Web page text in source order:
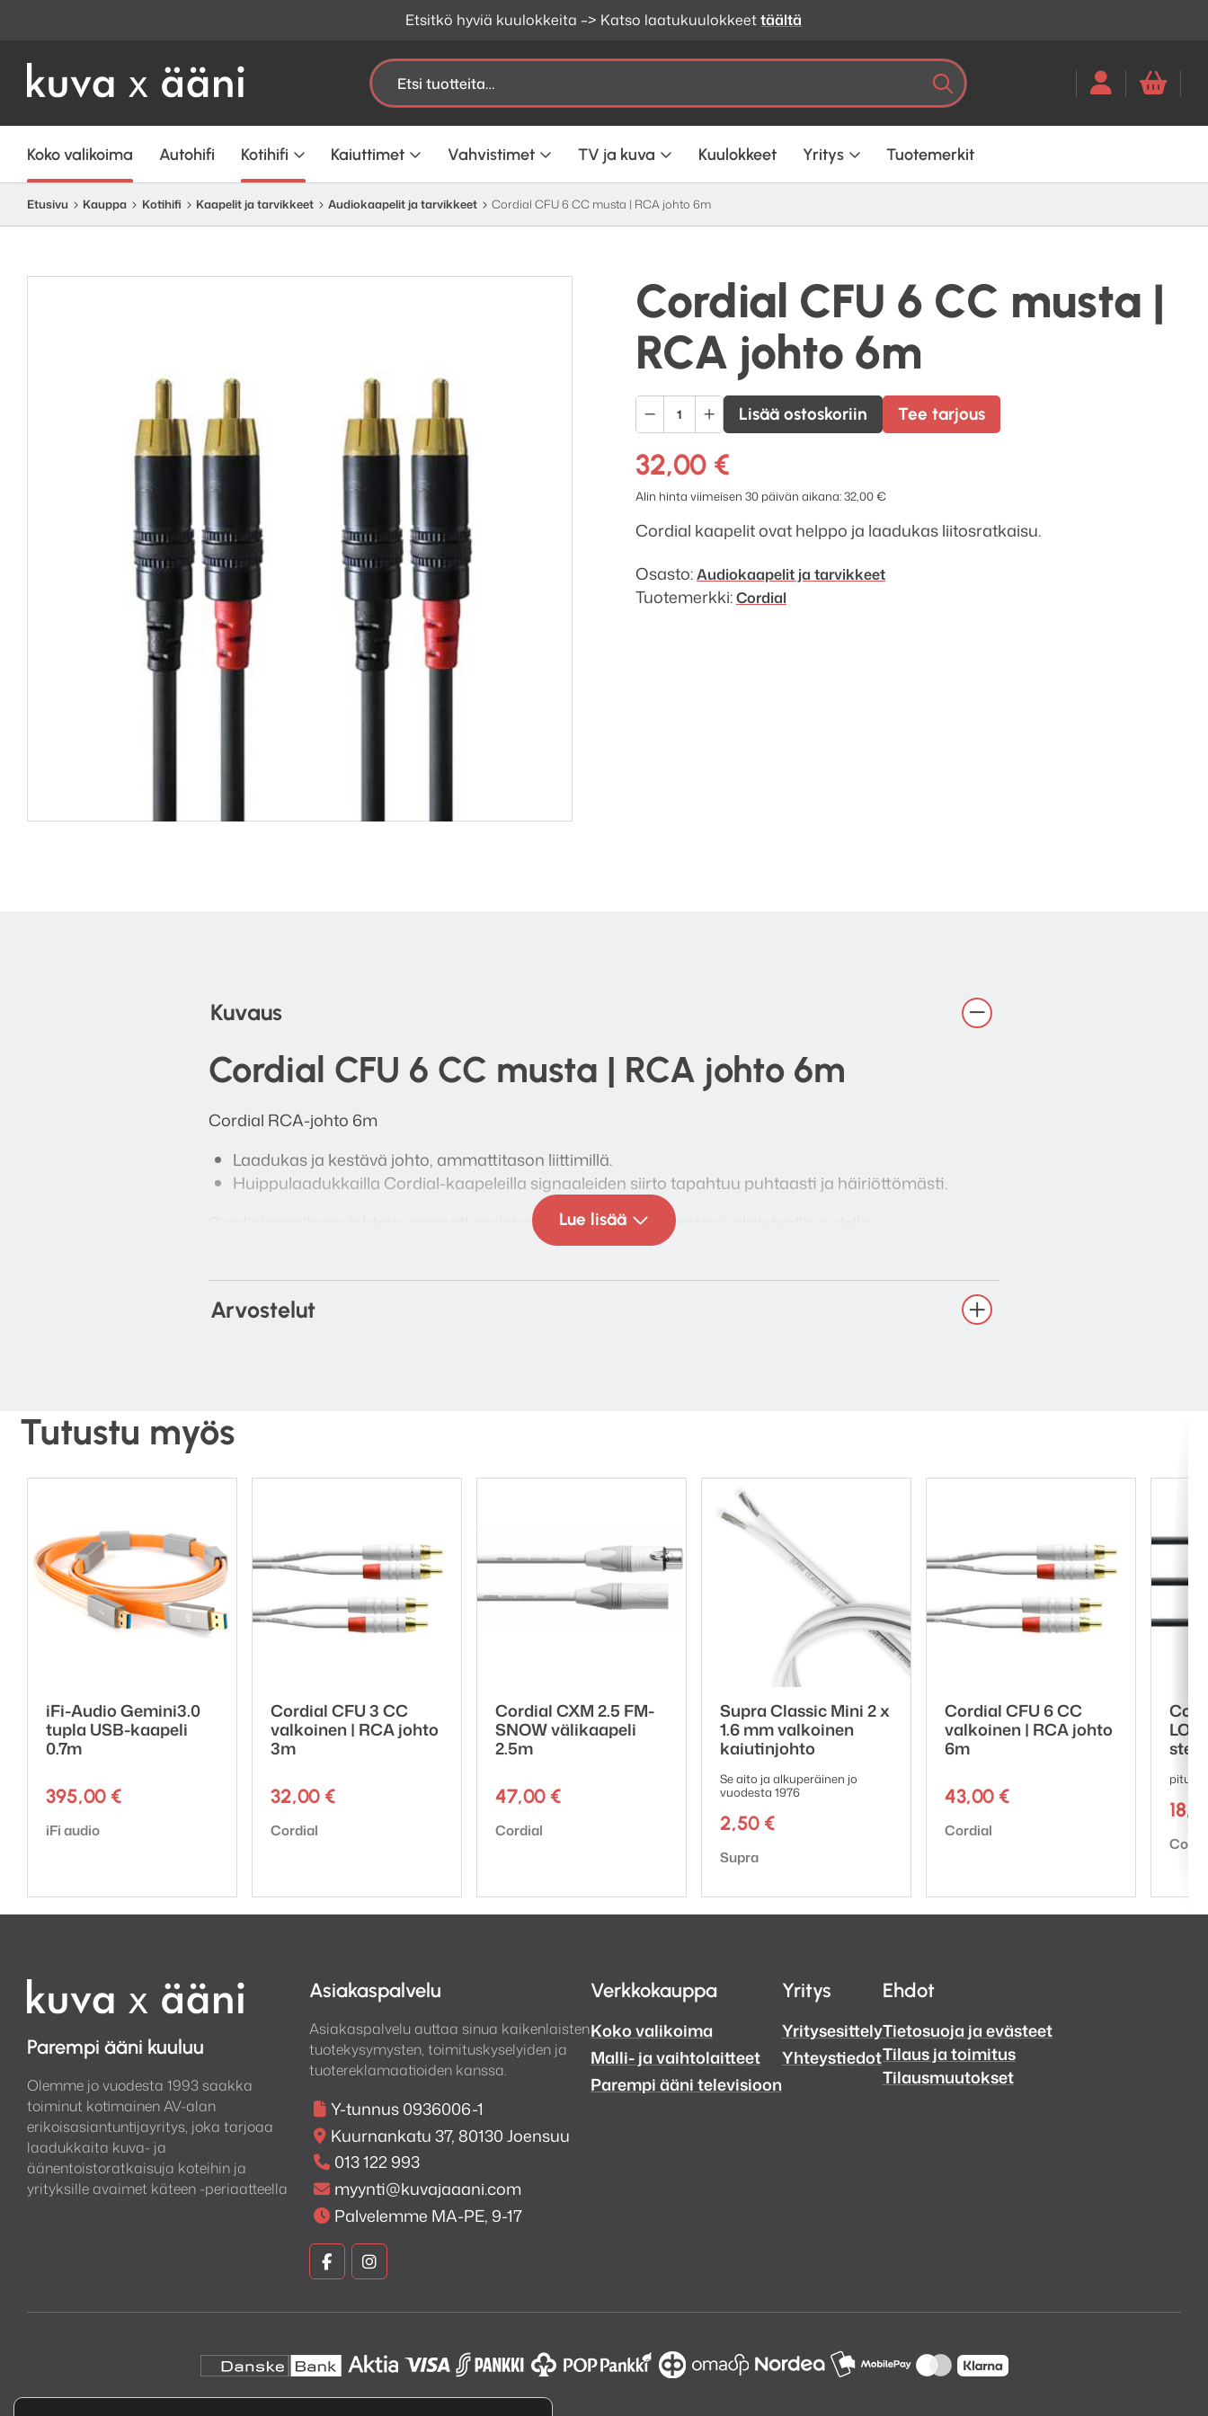
Etsitkö hyviä kuulokkeita –> Katso laatukuulokkeettäältä
Etsi: HakuKun tuloksia tulee, voit selata
Koko valikoima Autohifi Kotihifi Kaiuttimet Vahvistimet TV ja kuva Kuulokkeet Yritys Tuotemerkit
Etusivu Kauppa Kotihifi Kaapelit ja tarvikkeet Audiokaapelit ja tarvikkeet Cordial CFU 6 CC musta | RCA johto 6m
Cordial CFU 6 CC musta |
RCA johto 6m
Cordial
CFU
6
CC
musta
|
johto
6m
Lisää ostoskoriin Tee tarjous
32,00 €
Alin hinta viimeisen 30 päivän aikana:32,00€
Cordial kaapelit ovat helppo ja laadukas liitosratkaisu.
Osasto:Audiokaapelit ja tarvikkeet
Tuotemerkki:Cordial
Kuvaus
Cordial CFU 6 CC musta | RCA johto 6m
Cordial RCA-johto 6m
Laadukas ja kestävä johto, ammattitason liittimillä.
Huippulaadukkailla Cordial-kaapeleilla signaaleiden siirto tapahtuu puhtaasti ja häiriöttömästi.
Cordial maailman johtava ammattimaisten audiojohtojen valmistaja viihdeteollisuudelle.
Lue lisää
Arvostelut
Tutustu myös
iFi-Audio Gemini3.0
tupla USB-kaapeli
0.7m
395,00 €
Tuotemerkki:
iFi audio
Cordial CFU 3 CC
valkoinen | RCA johto
3m
32,00 €
Tuotemerkki:
Cordial
Cordial CXM 2.5 FM-
SNOW välikaapeli
2.5m
47,00 €
Tuotemerkki:
Cordial
Supra Classic Mini 2 x
1.6 mm valkoinen
kaiutinjohto
Se aito ja alkuperäinen jo
vuodesta 1976
2,50 €
Tuotemerkki:
Supra
Cordial CFU 6 CC
valkoinen | RCA johto
6m
43,00 €
Tuotemerkki:
Cordial
Parempi ääni kuuluu
Olemme jo vuodesta 1993 saakka
toiminut kotimainen AV-alan
erikoisasiantuntijayritys, joka tarjoaa
laadukkaita kuva- ja
äänentoistoratkaisuja koteihin ja
yrityksille avaimet käteen -periaatteella
Asiakaspalvelu
Asiakaspalvelu auttaa sinua kaikenlaisten
tuotekysymysten, toimituskyselyiden ja
tuotereklamaatioiden kanssa.
Y-tunnus 0936006-1
Kuurnankatu 37, 80130 Joensuu
013 122 993
myynti@kuvajaaani.com
Palvelemme MA-PE, 9-17
Kuva
Facebook
Kuva
Instagram
Verkkokauppa
Koko valikoima
Malli- ja vaihtolaitteet
Parempi ääni televisioon
Yritys
Yritysesittely
Yhteystiedot
Ehdot
Tietosuoja ja evästeet
Tilaus ja toimitus
Tilausmuutokset